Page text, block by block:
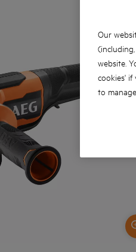
Our
website.
cookies' if
to